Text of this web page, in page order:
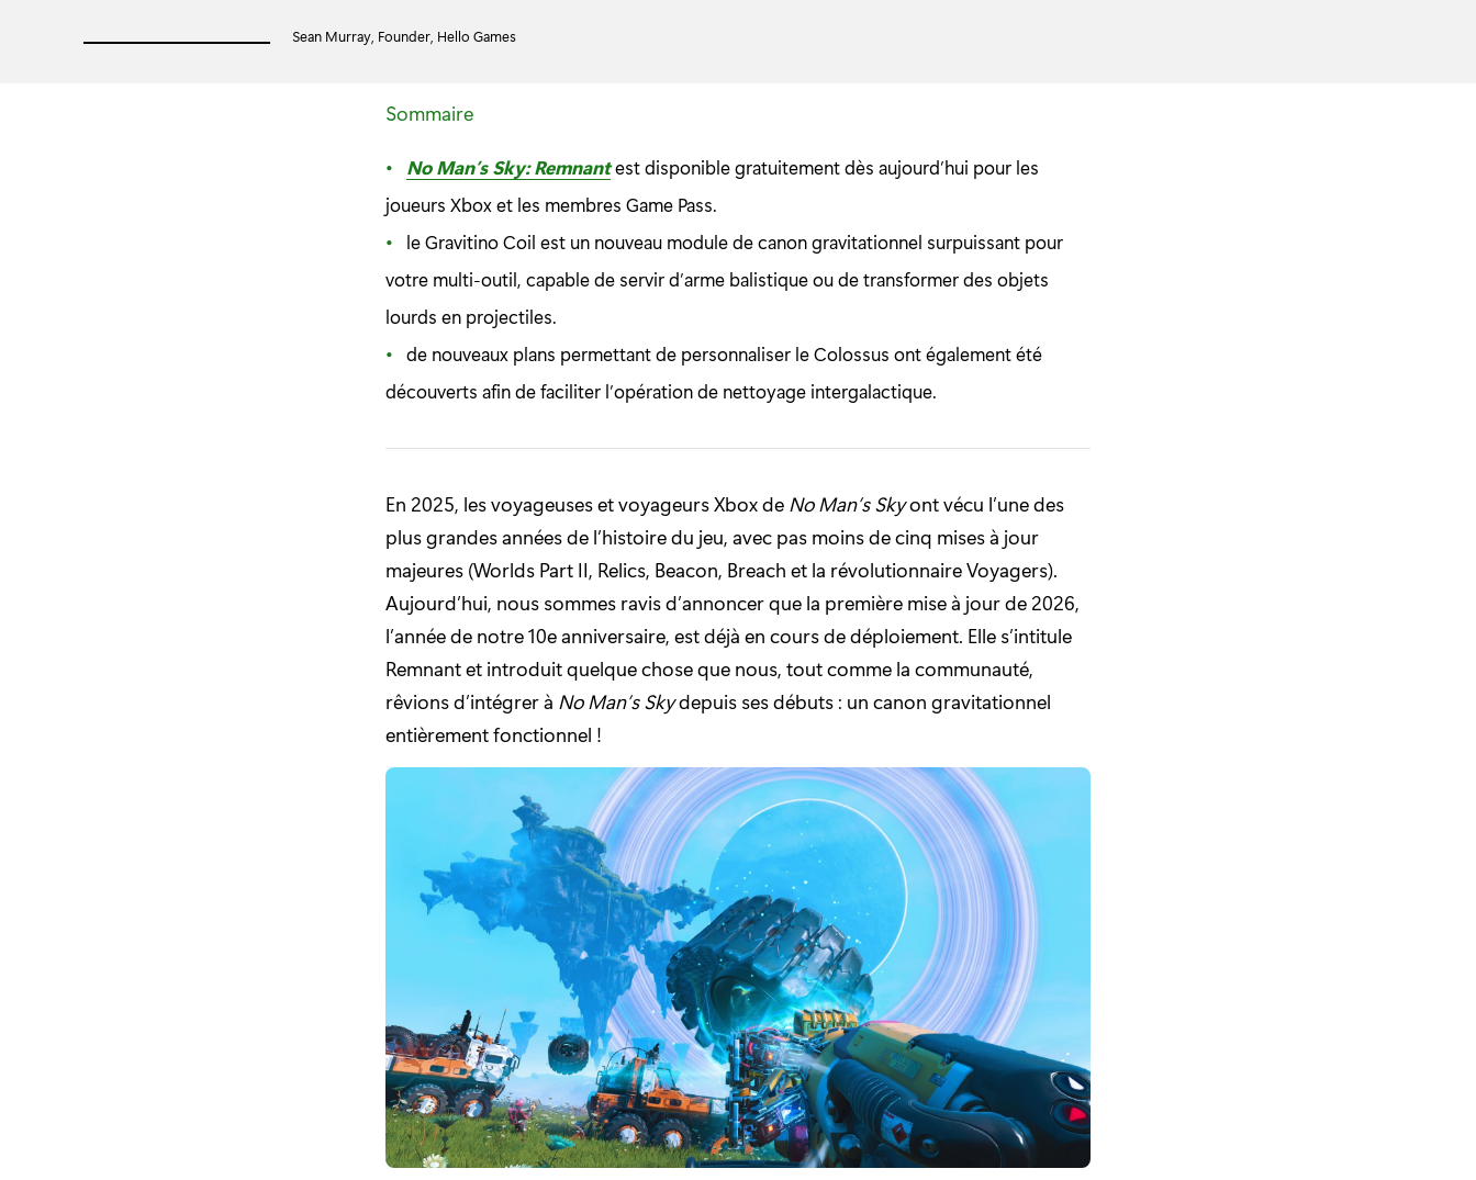
Sean Murray, Founder, Hello Games
Sommaire
No Man’s Sky: Remnantest disponible gratuitement dès aujourd’hui pour les
joueurs Xbox et les membres Game Pass.
le Gravitino Coil est un nouveau module de canon gravitationnel surpuissant pour
votre multi-outil, capable de servir d’arme balistique ou de transformer des objets
lourds en projectiles.
de nouveaux plans permettant de personnaliser le Colossus ont également été
découverts afin de faciliter l’opération de nettoyage intergalactique.
En 2025, les voyageuses et voyageurs Xbox de No Man’s Skyont vécu l’une des
plus grandes années de l’histoire du jeu, avec pas moins de cinq mises à jour
majeures (Worlds Part II, Relics, Beacon, Breach et la révolutionnaire Voyagers).
Aujourd’hui, nous sommes ravis d’annoncer que la première mise à jour de 2026,
l’année de notre 10e anniversaire, est déjà en cours de déploiement. Elle s’intitule
Remnant et introduit quelque chose que nous, tout comme la communauté,
rêvions d’intégrer à No Man’s Skydepuis ses débuts : un canon gravitationnel
entièrement fonctionnel !